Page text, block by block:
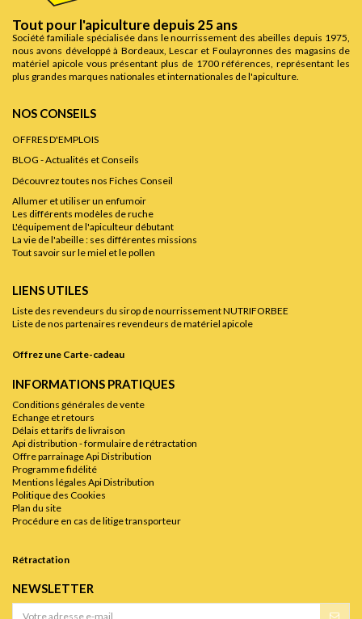
Tout pour l'apiculture depuis 25 ans
Société familiale spécialisée dans le nourrissement des abeilles depuis 1975,
nous avons développé à Bordeaux, Lescar et Foulayronnes des magasins de
matériel apicole vous présentant plus de 1700 références, représentant les
plus grandes marques nationales et internationales de l'apiculture.
NOS CONSEILS
OFFRES D'EMPLOIS
BLOG - Actualités et Conseils
Découvrez toutes nos Fiches Conseil
Allumer et utiliser un enfumoir
Les différents modèles de ruche
L'équipement de l'apiculteur débutant
La vie de l'abeille : ses différentes missions
Tout savoir sur le miel et le pollen
LIENS UTILES
Liste des revendeurs du sirop de nourrissement NUTRIFORBEE
Liste de nos partenaires revendeurs de matériel apicole
Offrez une Carte-cadeau
INFORMATIONS PRATIQUES
Conditions générales de vente
Echange et retours
Délais et tarifs de livraison
Api distribution - formulaire de rétractation
Offre parrainage Api Distribution
Programme fidélité
Mentions légales Api Distribution
Politique des Cookies
Plan du site
Procédure en cas de litige transporteur
Rétractation
NEWSLETTER